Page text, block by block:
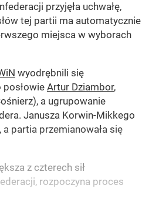
przyjęła uchwałę,
tej partii ma automatycznie
miejsca w wyborach
wyodrębnili się
Artur Dziambor,
a ugrupowanie
Janusza Korwin-Mikkego
a partia przemianowała się
z czterech sił
rozpoczyna proces